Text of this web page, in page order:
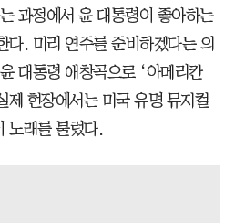
과정에서 윤 대통령이 좋아하는
다. 미리 연주를 준비하겠다는 의
대통령 애창곡으로 ‘아메리칸
제 현장에서는 미국 유명 뮤지컬
노래를 불렀다.